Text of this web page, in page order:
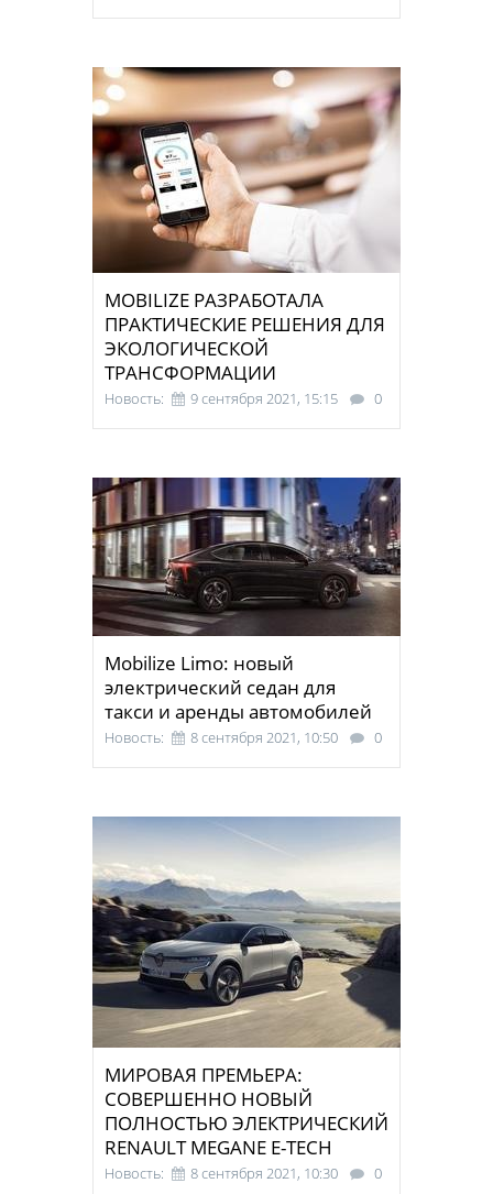
MOBILIZE РАЗРАБОТАЛА
ПРАКТИЧЕСКИЕ РЕШЕНИЯ ДЛЯ
ЭКОЛОГИЧЕСКОЙ
ТРАНСФОРМАЦИИ
Новость: 9 сентября 2021, 15:15 0
Mobilize Limo: новый
электрический седан для
такси и аренды автомобилей
Новость: 8 сентября 2021, 10:50 0
МИРОВАЯ ПРЕМЬЕРА:
СОВЕРШЕННО НОВЫЙ
ПОЛНОСТЬЮ ЭЛЕКТРИЧЕСКИЙ
RENAULT MEGANE E-TECH
Новость: 8 сентября 2021, 10:30 0